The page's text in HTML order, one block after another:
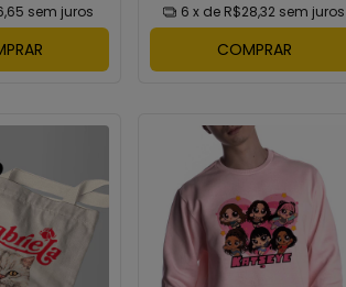
sem juros 6 x de R$28,32 sem juros
COMPRAR